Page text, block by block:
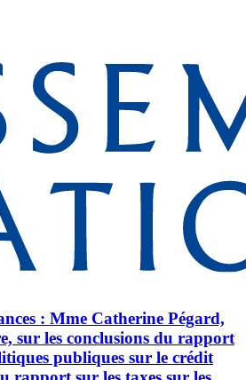
: Mme Catherine Pégard,
sur les conclusions du rapport
publiques sur le crédit